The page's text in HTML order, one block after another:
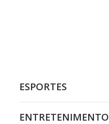
ESPORTES
ENTRETENIMENTO